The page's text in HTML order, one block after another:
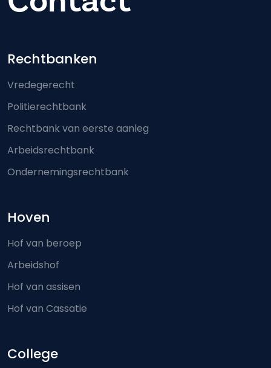
Footer-menu
Rechtbanken
Vredegerecht
Politierechtbank
Rechtbank van eerste aanleg
Arbeidsrechtbank
Ondernemingsrechtbank
Hoven
Hof van beroep
Arbeidshof
Hof van assisen
Hof van Cassatie
College